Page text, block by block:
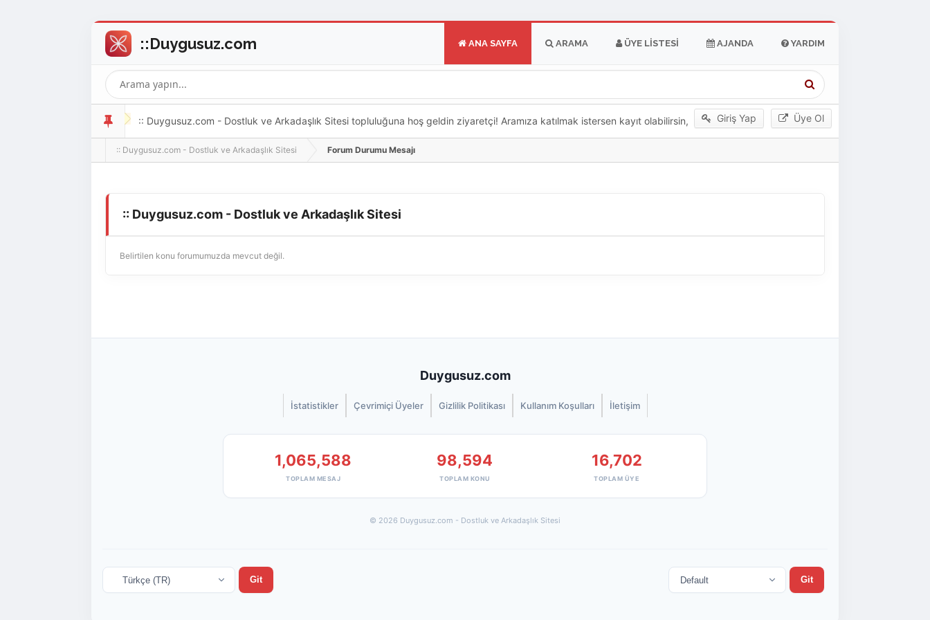
ANA SAYFA ARAMA ÜYE LISTESI AJANDA YARDIM
Giriş Yap Üye Ol
:: Duygusuz.com - Dostluk ve Arkadaşlık Sitesi topluluğuna hoş geldin ziyaretçi! Aramıza katılmak istersen kayıt olabilirsin,
oldukça kolay ve zahmetsizdir.
:: Duygusuz.com - Dostluk ve Arkadaşlık Sitesi Forum Durumu Mesajı
:: Duygusuz.com - Dostluk ve Arkadaşlık Sitesi
Belirtilen konu forumumuzda mevcut değil.
Duygusuz.com
İstatistikler Çevrimiçi Üyeler Gizlilik Politikası Kullanım Koşulları İletişim
1,065,588
TOPLAM MESAJ
98,594
TOPLAM KONU
16,702
TOPLAM ÜYE
© 2026 Duygusuz.com - Dostluk ve Arkadaşlık Sitesi